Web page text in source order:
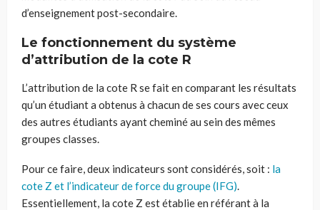
d’enseignement post-secondaire.
Le fonctionnement du système
d’attribution de la cote R
L’attribution de la cote R se fait en comparant les résultats
qu’un étudiant a obtenus à chacun de ses cours avec ceux
des autres étudiants ayant cheminé au sein des mêmes
groupes classes.
Pour ce faire, deux indicateurs sont considérés, soit : la
cote Z et l’indicateur de force du groupe (IFG).
Essentiellement, la cote Z est établie en référant à la